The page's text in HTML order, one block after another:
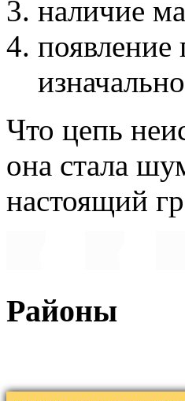
наличие
появление
Что цепь
она стала
настоящий
Районы